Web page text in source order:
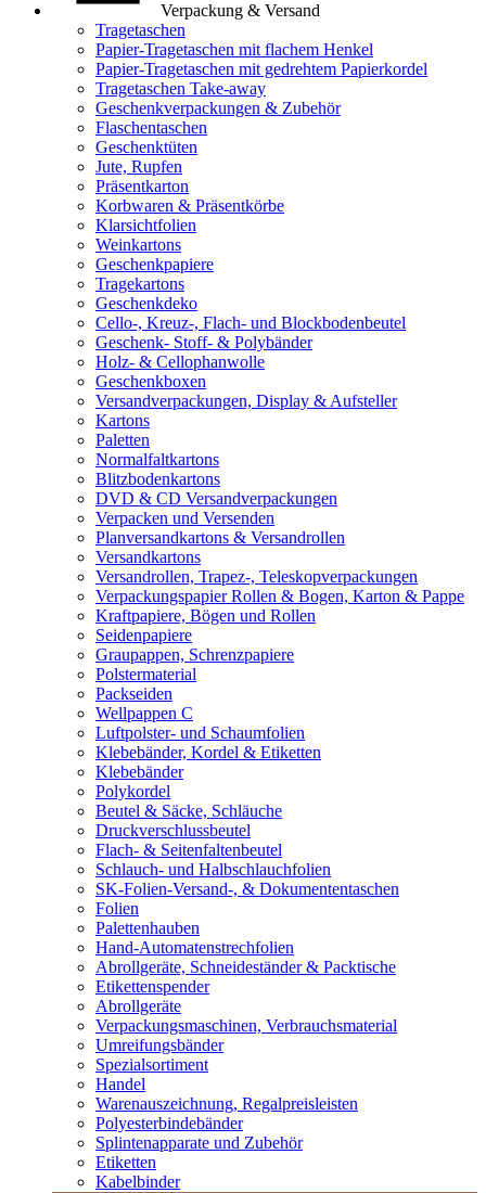
Verpackung & Versand
Tragetaschen
Papier-Tragetaschen mit flachem Henkel
Papier-Tragetaschen mit gedrehtem Papierkordel
Tragetaschen Take-away
Geschenkverpackungen & Zubehör
Flaschentaschen
Geschenktüten
Jute, Rupfen
Präsentkarton
Korbwaren & Präsentkörbe
Klarsichtfolien
Weinkartons
Geschenkpapiere
Tragekartons
Geschenkdeko
Cello-, Kreuz-, Flach- und Blockbodenbeutel
Geschenk- Stoff- & Polybänder
Holz- & Cellophanwolle
Geschenkboxen
Versandverpackungen, Display & Aufsteller
Kartons
Paletten
Normalfaltkartons
Blitzbodenkartons
DVD & CD Versandverpackungen
Verpacken und Versenden
Planversandkartons & Versandrollen
Versandkartons
Versandrollen, Trapez-, Teleskopverpackungen
Verpackungspapier Rollen & Bogen, Karton & Pappe
Kraftpapiere, Bögen und Rollen
Seidenpapiere
Graupappen, Schrenzpapiere
Polstermaterial
Packseiden
Wellpappen C
Luftpolster- und Schaumfolien
Klebebänder, Kordel & Etiketten
Klebebänder
Polykordel
Beutel & Säcke, Schläuche
Druckverschlussbeutel
Flach- & Seitenfaltenbeutel
Schlauch- und Halbschlauchfolien
SK-Folien-Versand-, & Dokumententaschen
Folien
Palettenhauben
Hand-Automatenstrechfolien
Abrollgeräte, Schneideständer & Packtische
Etikettenspender
Abrollgeräte
Verpackungsmaschinen, Verbrauchsmaterial
Umreifungsbänder
Spezialsortiment
Handel
Warenauszeichnung, Regalpreisleisten
Polyesterbindebänder
Splintenapparate und Zubehör
Etiketten
Kabelbinder